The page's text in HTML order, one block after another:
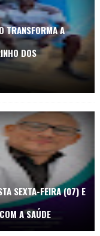
TRANSFORMA A
DOS
SEXTA-FEIRA (07) E
A SAÚDE